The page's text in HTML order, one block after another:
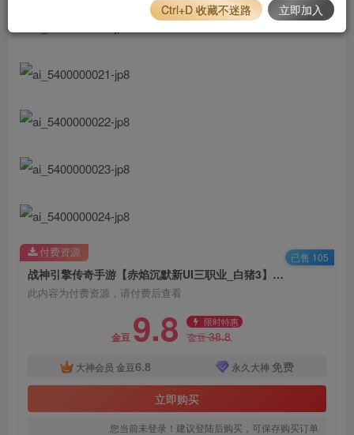
战神引擎传奇手游【赤焰沉默新UI三职业_白猪3】最新整理Win系一键服务端_详细搭建教程_视频教程_GM授权后台_安卓苹果双端
此内容为付费资源，请付费后查看
金豆 9.8 限时特惠
金豆38.8
大神会员 金豆6.8 永久大神 免费
立即购买
您当前未登录！建议登陆后购买，可保存购买订单
付费资源 已售 105
Ctrl+D 收藏不迷路 立即加入